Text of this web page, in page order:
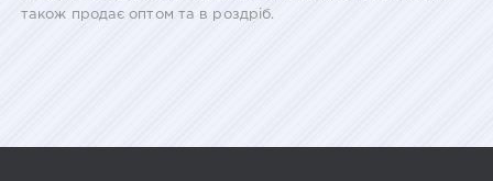
також продає оптом та в роздріб.